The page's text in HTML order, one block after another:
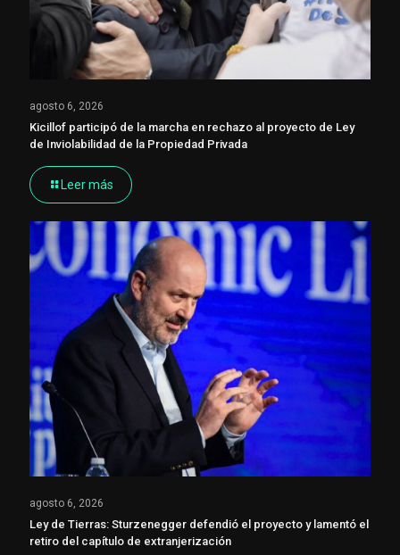
agosto 6, 2026
Kicillof participó de la marcha en rechazo al proyecto de Ley
de Inviolabilidad de la Propiedad Privada
Leer más
agosto 6, 2026
Ley de Tierras: Sturzenegger defendió el proyecto y lamentó el
retiro del capítulo de extranjerización